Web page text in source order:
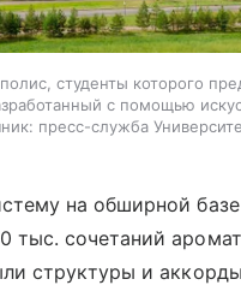
студенты которого
с помощью
пресс-служба
на обширной
тыс. сочетаний
структуры и аккорды